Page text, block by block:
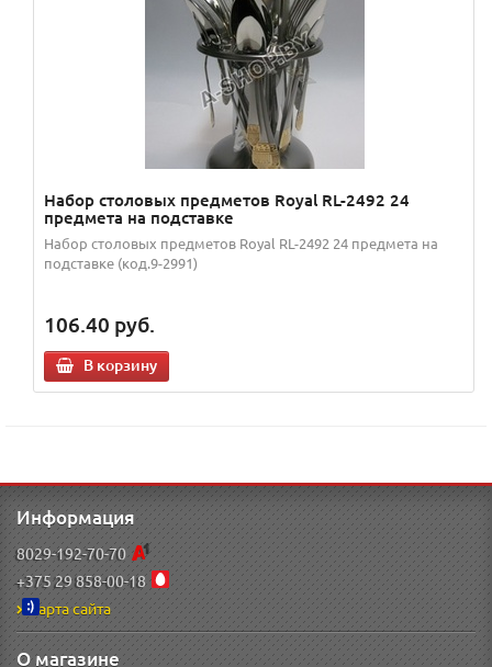
Набор столовых предметов Royal RL-2492 24
предмета на подставке
Набор столовых предметов Royal RL-2492 24 предмета на
подставке (код.9-2991)
106.40 руб.
В корзину
Информация
8029-192-70-70
+375 29 858-00-18
Карта сайта
О магазине